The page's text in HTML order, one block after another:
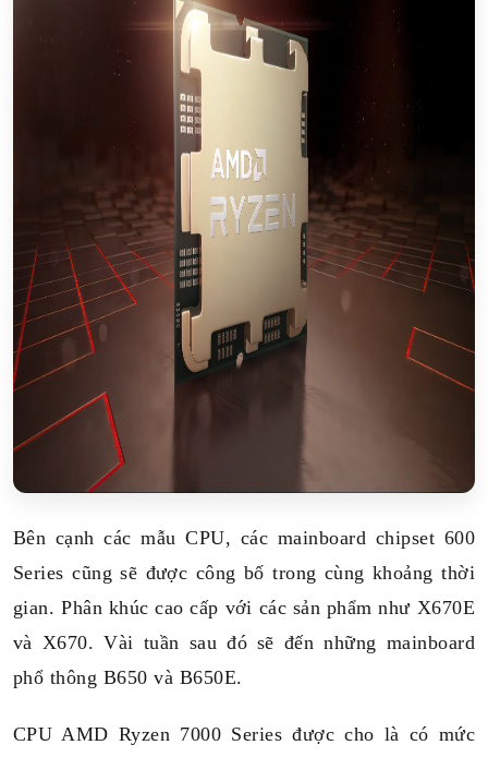
Bên cạnh các mẫu CPU, các mainboard chipset 600
Series cũng sẽ được công bố trong cùng khoảng thời
gian. Phân khúc cao cấp với các sản phẩm như X670E
và X670. Vài tuần sau đó sẽ đến những mainboard
phổ thông B650 và B650E.
CPU AMD Ryzen 7000 Series được cho là có mức